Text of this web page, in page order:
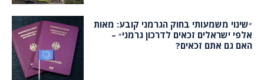
״שינוי משמעותי בחוק הגרמני קובע: מאות
אלפי ישראלים זכאים לדרכון גרמני״ –
האם גם אתם זכאים?